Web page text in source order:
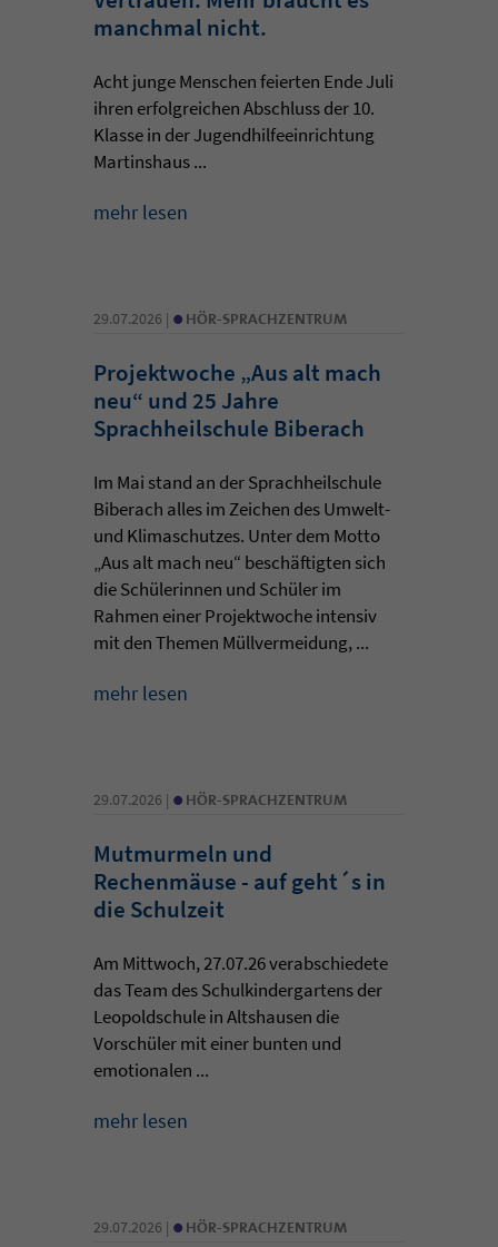
manchmal nicht.
Acht junge Menschen feierten Ende Juli
ihren erfolgreichen Abschluss der 10.
Klasse in der Jugendhilfeeinrichtung
Martinshaus ...
mehr lesen
29.07.2026 | • HÖR-SPRACHZENTRUM
Projektwoche „Aus alt mach
neu“ und 25 Jahre
Sprachheilschule Biberach
Im Mai stand an der Sprachheilschule
Biberach alles im Zeichen des Umwelt-
und Klimaschutzes. Unter dem Motto
„Aus alt mach neu“ beschäftigten sich
die Schülerinnen und Schüler im
Rahmen einer Projektwoche intensiv
mit den Themen Müllvermeidung, ...
mehr lesen
29.07.2026 | • HÖR-SPRACHZENTRUM
Mutmurmeln und
Rechenmäuse - auf geht´s in
die Schulzeit
Am Mittwoch, 27.07.26 verabschiedete
das Team des Schulkindergartens der
Leopoldschule in Altshausen die
Vorschüler mit einer bunten und
emotionalen ...
mehr lesen
29.07.2026 | • HÖR-SPRACHZENTRUM